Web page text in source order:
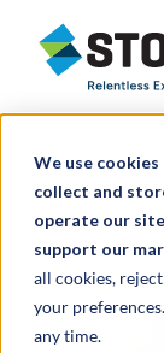
We use
collect and
operate our
support our
all cookies,
your
any time.
Stout